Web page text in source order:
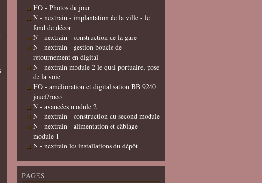
HO - Photos du jour
N - nextrain - implantation de la ville - le
fond de décor
N - nextrain - construction de la gare
N - nextrain - gestion boucle de
retournement en digital
N - nextrain module 2 le quai portuaire, pose
de la voie
HO - amélioration et digitalisation BB 9240
jouef/roco
N - avancées module 2
N - nextrain - construction du second module
N - nextrain - alimentation et câblage
module 1
N - nextrain les installations du dépôt
PAGES